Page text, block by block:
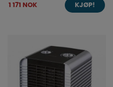
1 171 NOK KJØP!